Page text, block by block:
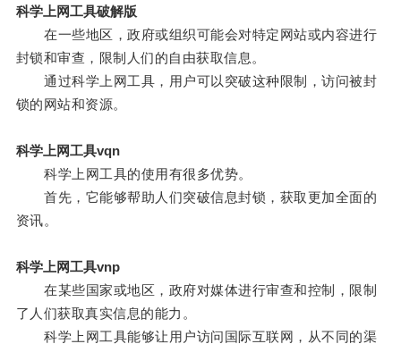
科学上网工具破解版
在一些地区，政府或组织可能会对特定网站或内容进行
封锁和审查，限制人们的自由获取信息。
通过科学上网工具，用户可以突破这种限制，访问被封
锁的网站和资源。
科学上网工具vqn
科学上网工具的使用有很多优势。
首先，它能够帮助人们突破信息封锁，获取更加全面的
资讯。
科学上网工具vnp
在某些国家或地区，政府对媒体进行审查和控制，限制
了人们获取真实信息的能力。
科学上网工具能够让用户访问国际互联网，从不同的渠